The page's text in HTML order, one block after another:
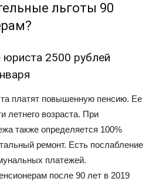
льготы 90
юриста 2500 рублей
платят повышенную пенсию. Ее
летнего возраста. При
также определяется 100%
ремонт. Есть послабление
платежей.
после 90 лет в 2019